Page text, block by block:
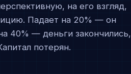
на его взгляд,
Падает на 20% — он
40% — деньги закончились,
потерян.